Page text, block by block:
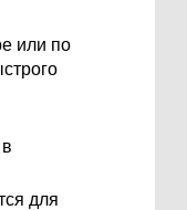
или по
для